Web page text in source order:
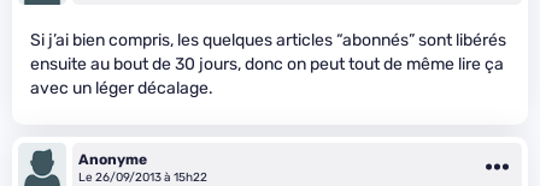
Si j’ai bien compris, les quelques articles “abonnés” sont libérés
ensuite au bout de 30 jours, donc on peut tout de même lire ça
avec un léger décalage.
Anonyme
Le 26/09/2013 à 15h22